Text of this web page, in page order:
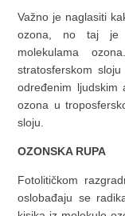
Važno je naglasiti
ozona, no taj je
molekulama
stratosferskom
određenim ljudskim
ozona u
sloju.
OZONSKA RUPA
Fotolitičkom
oslobađaju se